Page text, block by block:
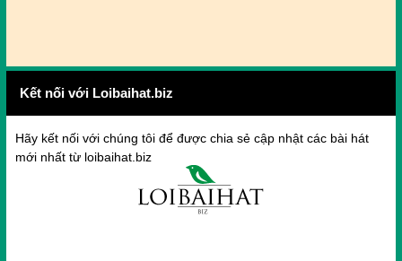
Kết nối với Loibaihat.biz
Hãy kết nối với chúng tôi để được chia sẻ cập nhật các bài hát
mới nhất từ loibaihat.biz